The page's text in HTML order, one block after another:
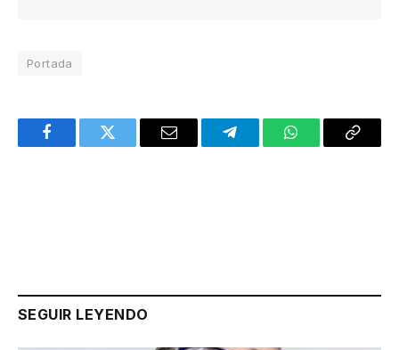
Portada
FacebookTwitter Email TelegramWhatsAppCopy
SEGUIR LEYENDO